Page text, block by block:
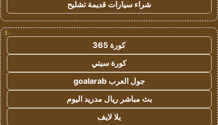
شراء سيارات قديمة تشليح
!
كورة 365
كورة سيتي
جول العرب goalarab
بث مباشر ريال مدريد اليوم
يلا لايف